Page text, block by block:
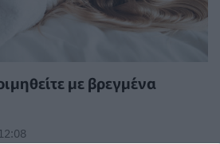
με βρεγμένα